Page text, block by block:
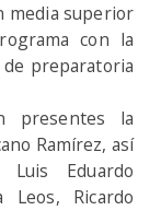
media superior
con la
preparatoria
presentes la
Ramírez, así
Luis Eduardo
Leos, Ricardo